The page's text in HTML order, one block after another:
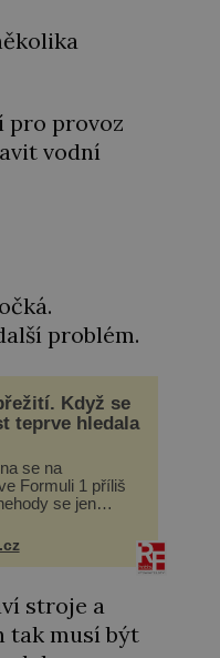
pro provoz
vodní
problém.
Když se
teprve hledala
se na
Formuli 1 příliš
se jen
to poznala na
s trvalými
bohužel i ztrátou
stroje a
tak musí být